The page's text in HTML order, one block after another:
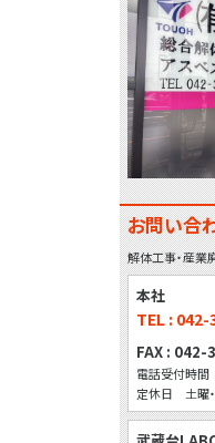
お問い合
解体工事・産業
本社
TEL :
FAX :
電話受付時間
定休日 土曜